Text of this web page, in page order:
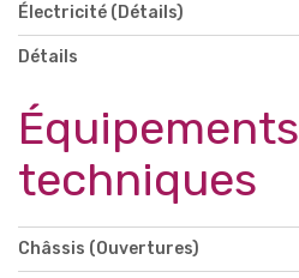
Électricité (Détails)
Détails
Équipements
techniques
Châssis (Ouvertures)